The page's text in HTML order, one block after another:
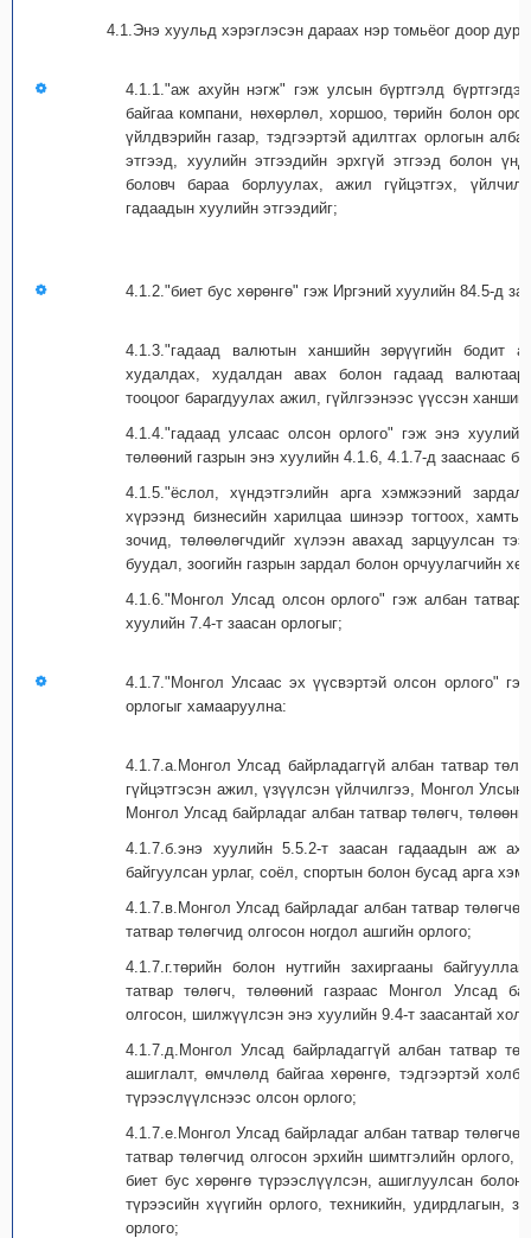
4.1.Энэ хуульд хэрэглэсэн дараах нэр томьёог доор
4.1.1."аж ахуйн нэгж" гэж улсын бүртгэлд
байгаа компани, нөхөрлөл, хоршоо, төрийн болон
үйлдвэрийн газар, тэдгээртэй адилтгах орлогын
этгээд, хуулийн этгээдийн эрхгүй этгээд болон
боловч бараа борлуулах, ажил гүйцэтгэх,
гадаадын хуулийн этгээдийг;
4.1.2."биет бус хөрөнгө" гэж Иргэний хуулийн 84.5-д
4.1.3."гадаад валютын ханшийн зөрүүгийн бодит
худалдах, худалдан авах болон гадаад валютаар
тооцоог барагдуулах ажил, гүйлгээнээс үүссэн
4.1.4."гадаад улсаас олсон орлого" гэж энэ
төлөөний газрын энэ хуулийн 4.1.6, 4.1.7-д зааснаас
4.1.5."ёслол, хүндэтгэлийн арга хэмжээний
хүрээнд бизнесийн харилцаа шинээр тогтоох,
зочид, төлөөлөгчдийг хүлээн авахад зарцуулсан
буудал, зоогийн газрын зардал болон орчуулагчийн
4.1.6."Монгол Улсад олсон орлого" гэж албан
хуулийн 7.4-т заасан орлогыг;
4.1.7."Монгол Улсаас эх үүсвэртэй олсон орлого"
орлогыг хамааруулна:
4.1.7.а.Монгол Улсад байрладаггүй албан татвар
гүйцэтгэсэн ажил, үзүүлсэн үйлчилгээ, Монгол Улсын
Монгол Улсад байрладаг албан татвар төлөгч,
4.1.7.б.энэ хуулийн 5.5.2-т заасан гадаадын аж
байгуулсан урлаг, соёл, спортын болон бусад арга
4.1.7.в.Монгол Улсад байрладаг албан татвар
татвар төлөгчид олгосон ногдол ашгийн орлого;
4.1.7.г.төрийн болон нутгийн захиргааны
татвар төлөгч, төлөөний газраас Монгол Улсад
олгосон, шилжүүлсэн энэ хуулийн 9.4-т заасантай
4.1.7.д.Монгол Улсад байрладаггүй албан татвар
ашиглалт, өмчлөлд байгаа хөрөнгө, тэдгээртэй
түрээслүүлснээс олсон орлого;
4.1.7.е.Монгол Улсад байрладаг албан татвар
татвар төлөгчид олгосон эрхийн шимтгэлийн орлого,
биет бус хөрөнгө түрээслүүлсэн, ашиглуулсан болон
түрээсийн хүүгийн орлого, техникийн, удирдлагын,
орлого;